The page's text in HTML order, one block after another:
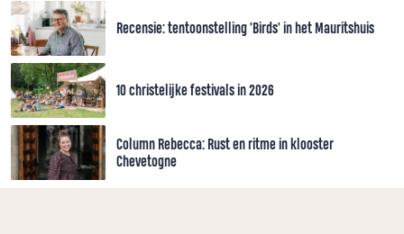
Recensie: tentoonstelling 'Birds' in het Mauritshuis
10 christelijke festivals in 2026
Column Rebecca: Rust en ritme in klooster
Chevetogne